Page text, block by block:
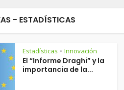
- ESTADÍSTICAS
Estadísticas • Innovación
El “Informe Draghi” y la
importancia de la...